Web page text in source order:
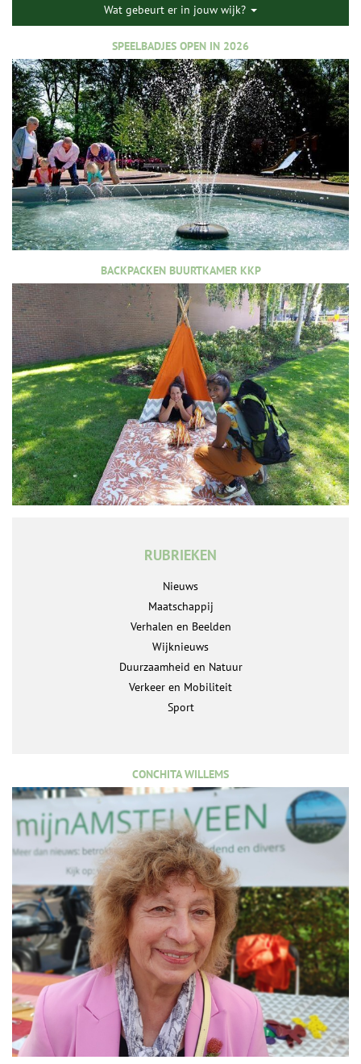
Wat gebeurt er in jouw wijk?
SPEELBADJES OPEN IN 2026
BACKPACKEN BUURTKAMER KKP
RUBRIEKEN
Nieuws
Maatschappij
Verhalen en Beelden
Wijknieuws
Duurzaamheid en Natuur
Verkeer en Mobiliteit
Sport
CONCHITA WILLEMS